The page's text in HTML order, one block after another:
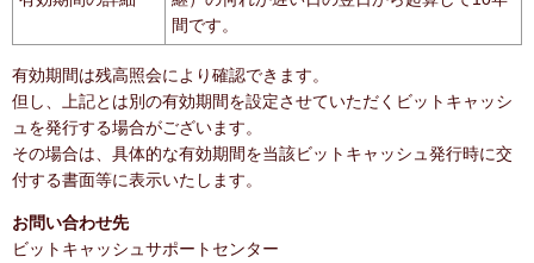
間です。
有効期間は残高照会により確認できます。
但し、上記とは別の有効期間を設定させていただくビットキャッシ
ュを発行する場合がございます。
その場合は、具体的な有効期間を当該ビットキャッシュ発行時に交
付する書面等に表示いたします。
お問い合わせ先
ビットキャッシュサポートセンター